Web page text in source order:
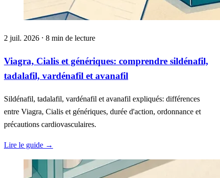
2 juil. 2026 ⋅ 8 min de lecture
Viagra, Cialis et génériques: comprendre sildénafil,
tadalafil, vardénafil et avanafil
Sildénafil, tadalafil, vardénafil et avanafil expliqués: différences
entre Viagra, Cialis et génériques, durée d'action, ordonnance et
précautions cardiovasculaires.
Lire le guide →